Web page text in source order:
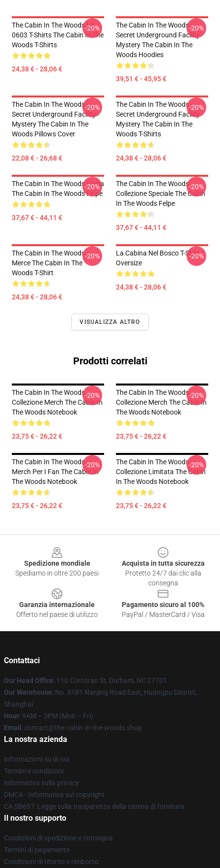
The Cabin In The Woods LA
0603 T-Shirts The Cabin In The
Woods T-Shirts
24,38 € - 28,06 €
-20%
The Cabin In The Woods -
Secret Underground Facility
Mystery The Cabin In The
Woods Hoodies
39,51 € - 45,95 €
-20%
The Cabin In The Woods -
Secret Underground Facility
Mystery The Cabin In The
Woods Pillows Cover
22,08 € - 26,68 €
-20%
The Cabin In The Woods -
Secret Underground Facility
Mystery The Cabin In The
Woods T-Shirts
24,38 € - 28,06 €
-20%
The Cabin In The Woods Firma
The Cabin In The Woods Felpe
37,67 € - 44,11 €
-20%
The Cabin In The Woods
Collezione Speciale The Cabin
In The Woods Felpe
37,67 € - 44,11 €
-20%
The Cabin In The Woods
Merce The Cabin In The
Woods T-Shirt
24,38 € - 28,06 €
-20%
La Cabina Nel Bosco T-Shirt
Oversize
24,38 € - 28,06 €
-20%
VISUALIZZA ALTRO
Prodotti correlati
The Cabin In The Woods
Collezione Merch The Cabin In
The Woods Notebook
23,75 € - 26,22 €
-20%
The Cabin In The Woods
Collezione Merch The Cabin In
The Woods Notebook
23,75 € - 26,22 €
-20%
The Cabin In The Woods
Merch Per I Fan The Cabin In
The Woods Notebook
23,75 € - 26,22 €
-20%
The Cabin In The Woods
Collezione Limitata The Cabin
In The Woods Notebook
23,75 € - 26,22 €
-20%
Spedizione mondiale
Spediamo in oltre 200 paesi
Acquista in tutta sicurezza
Protetto 24/7 dai clic alla
consegna
Garanzia internazionale
Offerto nel paese di utilizzo
Pagamento sicuro al 100%
PayPal / MasterCard / Visa
Contattaci
Our Head Office: 110 Corcoran St, Durham, NC 27701
Our Warehouse: No. 8181 Nanjing Road East, Huangpu District,
Shanghai
Hour: 9AM – 5PM (Mon – Fri)
Email : contact@the-cabin-in-the-woods.shop
La nostra azienda
Informazioni su di noi
Termini e condizioni
Informativa sulla privacy
DMCA - Informativa sul copyright
CA SB657: Legge sulla trasparenza della catena di fornitura
Il nostro supporto
Condizioni di spedizione e consegna
Termini di pagamento
Condizioni di ritorno e rimborso